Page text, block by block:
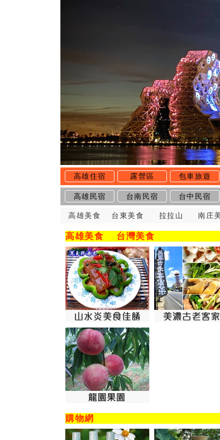
高雄住宿 露營區 包車旅遊
高雄民宿 台南民宿 台中民宿
高雄美食 台東美食 拉拉山 南庄
高雄美食 台灣美食
購物網